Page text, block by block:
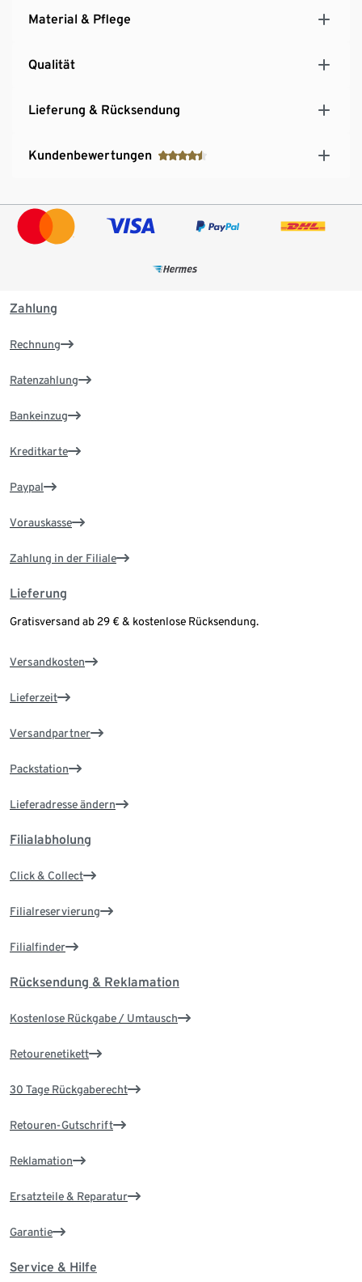
Material & Pflege
Qualität
Lieferung & Rücksendung
Kundenbewertungen
Zahlung
Rechnung
Ratenzahlung
Bankeinzug
Kreditkarte
Paypal
Vorauskasse
Zahlung in der Filiale
Lieferung
Gratisversand ab 29 € & kostenlose Rücksendung.
Versandkosten
Lieferzeit
Versandpartner
Packstation
Lieferadresse ändern
Filialabholung
Click & Collect
Filialreservierung
Filialfinder
Rücksendung & Reklamation
Kostenlose Rückgabe / Umtausch
Retourenetikett
30 Tage Rückgaberecht
Retouren-Gutschrift
Reklamation
Ersatzteile & Reparatur
Garantie
Service & Hilfe